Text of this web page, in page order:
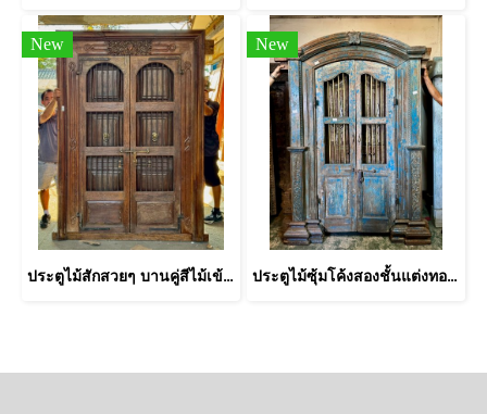
New
ประตูไม้สักสวยๆ บานคู่สีไม้เข้ม แกะลายเซาะร่องคลาสสิค
New
ประตูไม้ซุ้มโค้งสองชั้นแต่งทองเหลืองกลึง